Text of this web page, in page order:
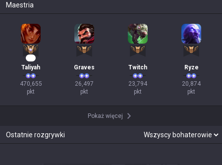
Maestria
Taliyah
470,655
pkt
Graves
26,497
pkt
Twitch
23,794
pkt
Ryze
20,874
pkt
Pokaż więcej
Ostatnie rozgrywki